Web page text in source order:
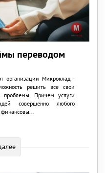
переводом
организации Микроклад -
решить все свои
проблемы. Причем услуги
совершенно любого
финансовы...